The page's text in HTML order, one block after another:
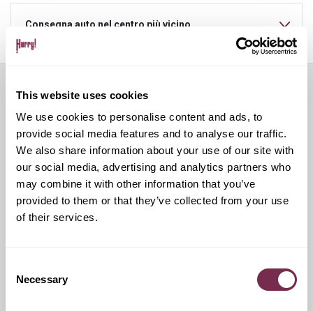
This website uses cookies
We use cookies to personalise content and ads, to
provide social media features and to analyse our traffic.
We also share information about your use of our site with
our social media, advertising and analytics partners who
may combine it with other information that you’ve
provided to them or that they’ve collected from your use
of their services.
Selection
Necessary
Consegna auto nel centro più vicino
Servizi aggiuntivi
Ritiro Usato
I nostri esperti ti forniranno una valutazione gratuita della
tua auto. Se accetti la proposta, ci occuperemo di vendere la